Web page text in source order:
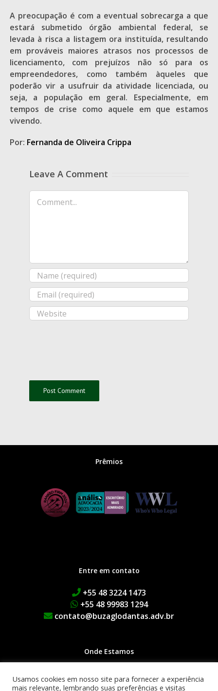
A preocupação é com a eventual sobrecarga a que
estará submetido órgão ambiental federal, se
levada à risca a listagem ora instituída, resultando
em prováveis maiores atrasos nos processos de
licenciamento, com prejuízos não só para os
empreendedores, como também àqueles que
poderão vir a usufruir da atividade licenciada, ou
seja, a população em geral. Especialmente, em
tempos de crise como aquele em que estamos
vivendo.
Por: Fernanda de Oliveira Crippa
Leave A Comment
Comment
Prêmios
Entre em contato
+55 48 3224 1473
+55 48 99983 1294
contato@buzaglodantas.adv.br
Onde Estamos
Rua Adolfo Melo, 38 | Centro
Edifício Executive Manhattan
Usamos cookies em nosso site para fornecer a experiência
mais relevante, lembrando suas preferências e visitas